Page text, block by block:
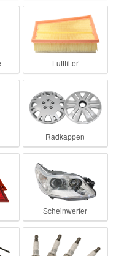
Luftfilter
Radkappen
Scheinwerfer